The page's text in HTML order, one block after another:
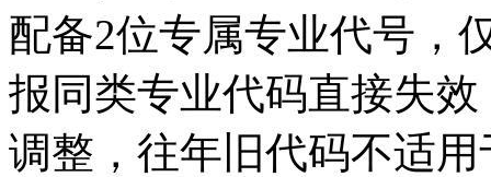
配备2位专属专业代号，
报同类专业代码直接失
调整，往年旧代码不适用